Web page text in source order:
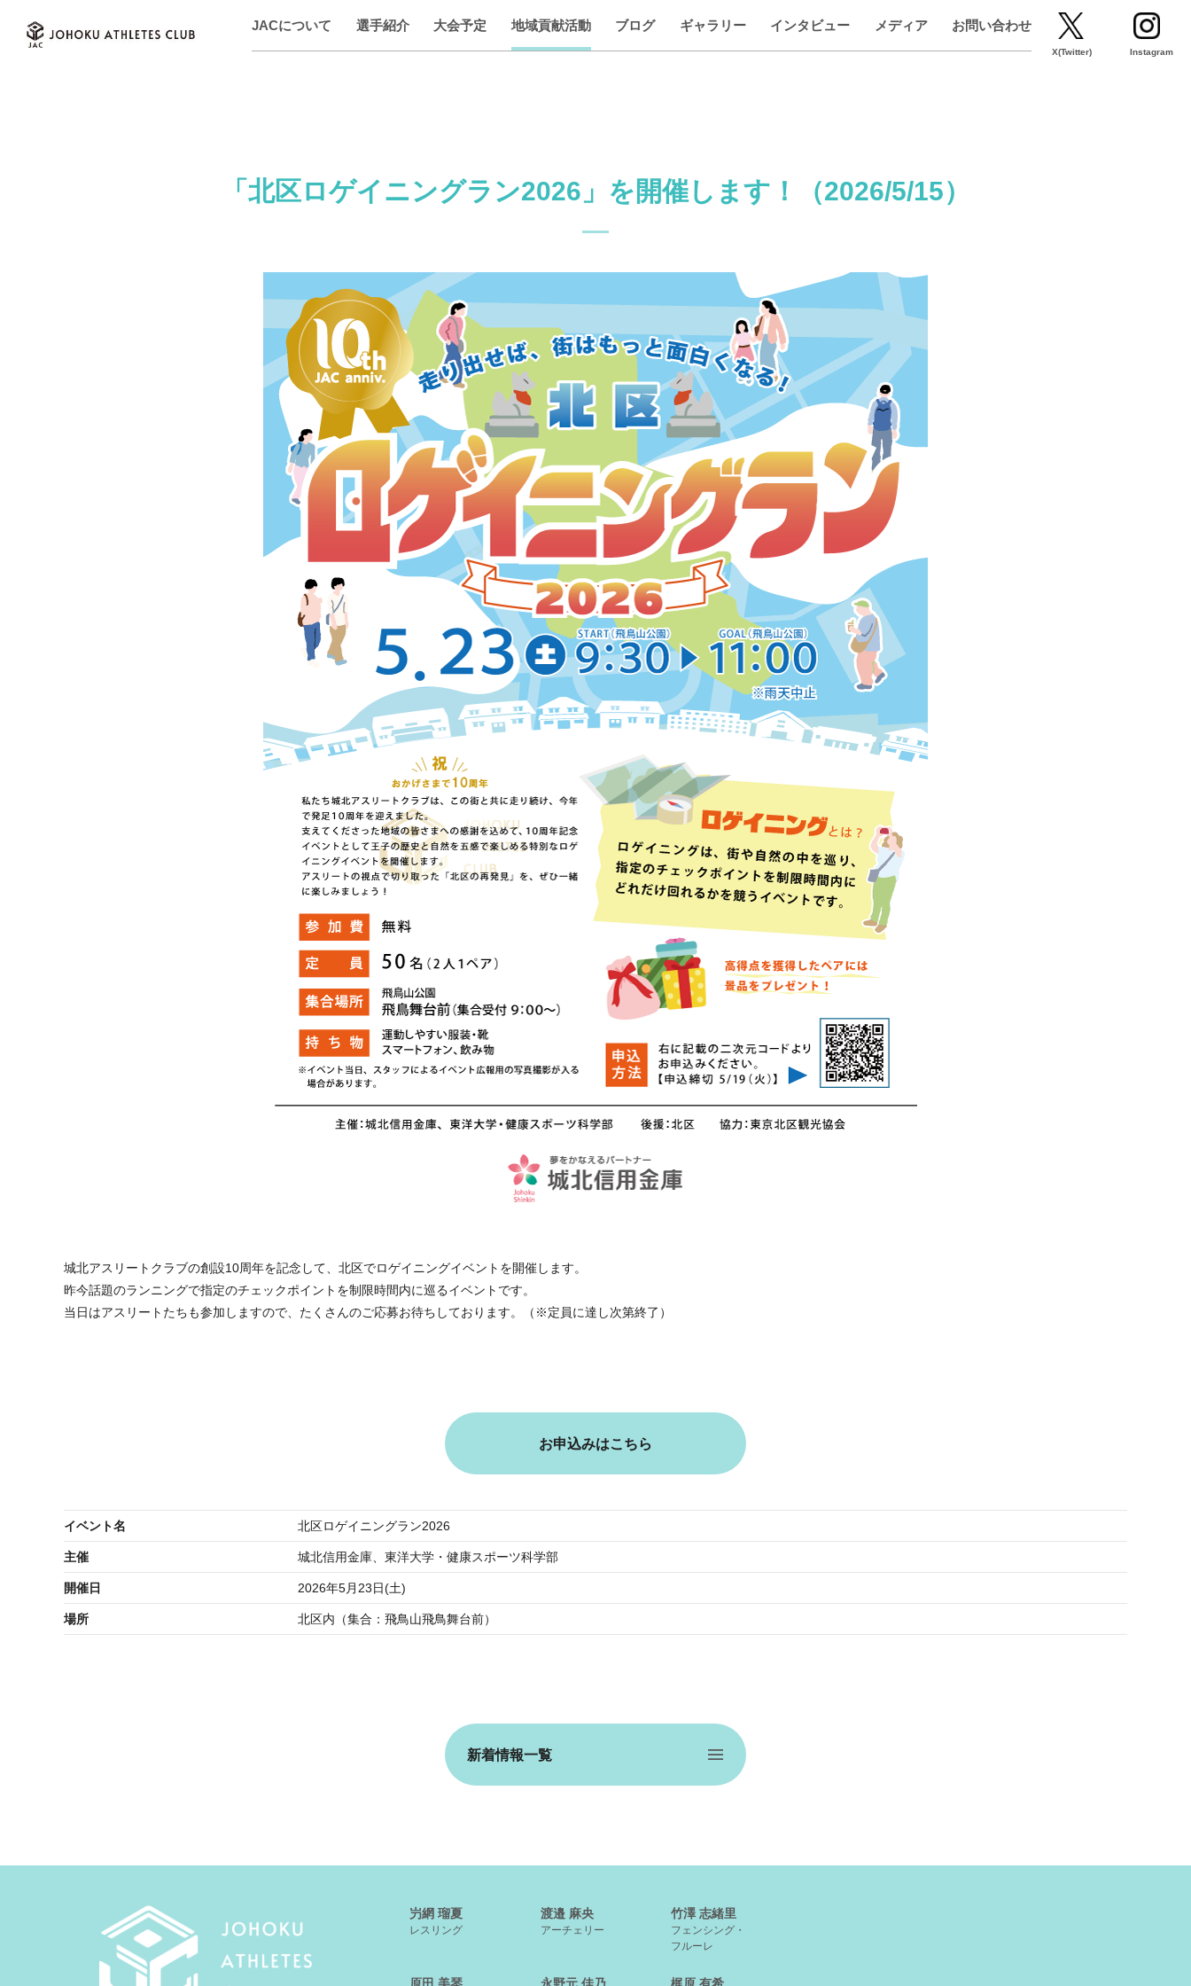
JACについて 選手紹介 大会予定 地域貢献活動 ブログ ギャラリー インタビュー メディア お問い合わせ
X(Twitter) Instagram
「北区ロゲイニングラン2026」を開催します！（2026/5/15）
城北アスリートクラブの創設10周年を記念して、北区でロゲイニングイベントを開催します。
昨今話題のランニングで指定のチェックポイントを制限時間内に巡るイベントです。
当日はアスリートたちも参加しますので、たくさんのご応募お待ちしております。（※定員に達し次第終了）
お申込みはこちら
イベント名 北区ロゲイニングラン2026
主催 城北信用金庫、東洋大学・健康スポーツ科学部
開催日 2026年5月23日(土)
場所 北区内（集合：飛鳥山飛鳥舞台前）
新着情報一覧
屶網 瑠夏
レスリング
渡邉 麻央
アーチェリー
竹澤 志緒里
フェンシング・
フルーレ